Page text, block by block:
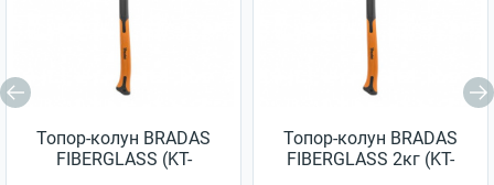
Топор-колун BRADAS
FIBERGLASS (KT-
Топор-колун BRADAS
FIBERGLASS 2кг (KT-